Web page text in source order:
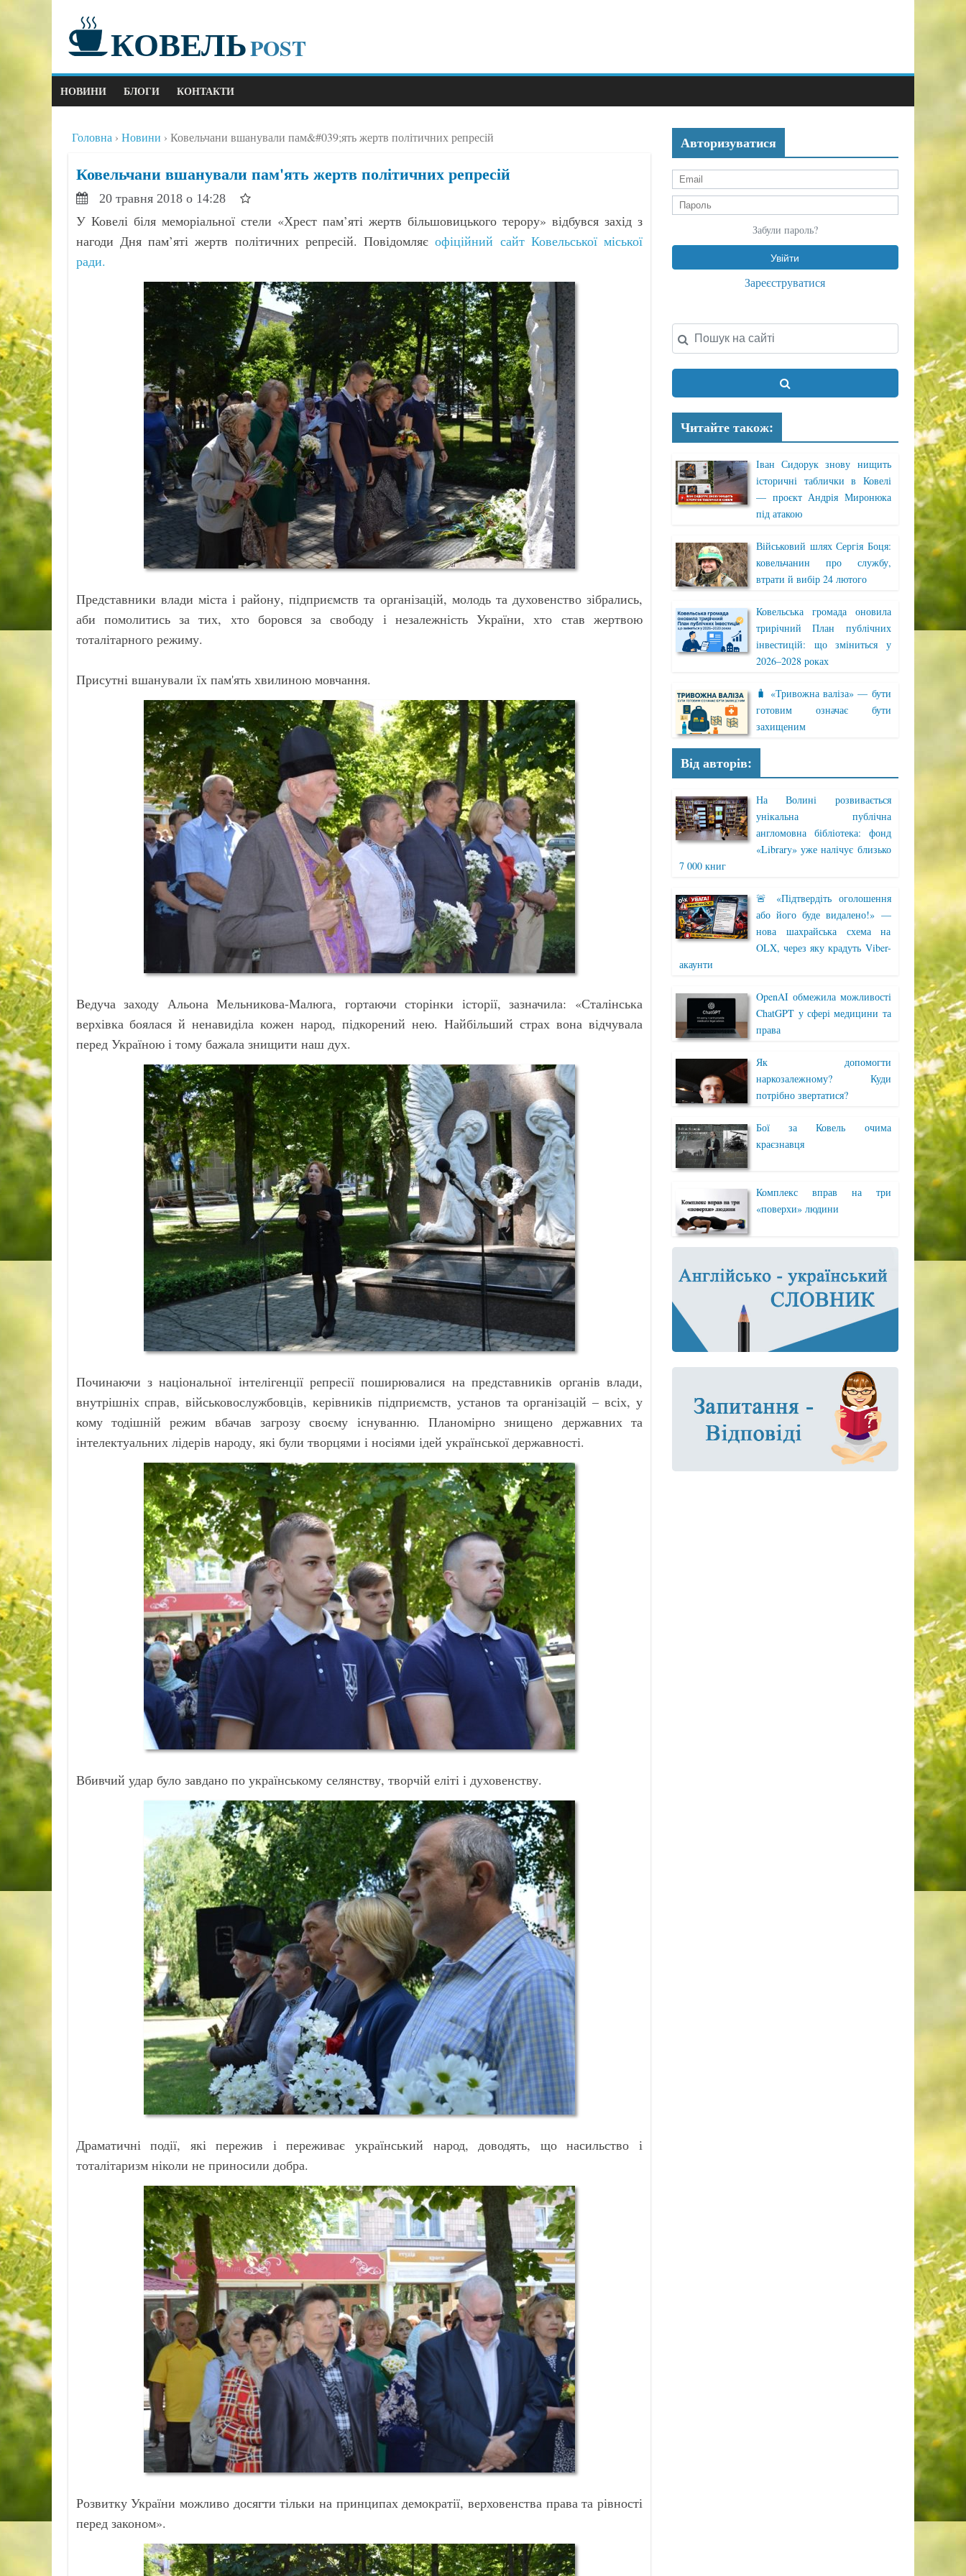
КОВЕЛЬPOST
НОВИНИ БЛОГИ КОНТАКТИ
Головна Новини Ковельчани вшанували пам&#039;ять жертв політичних репресій
Ковельчани вшанували пам'ять жертв політичних репресій
20 травня 2018 о 14:28
У Ковелі біля меморіальної стели «Хрест пам’яті жертв більшовицького терору» відбувся захід з
нагоди Дня пам’яті жертв політичних репресій. Повідомляєофіційний сайт Ковельської міської
ради.
Представники влади міста і району, підприємств та організацій, молодь та духовенство зібрались,
аби помолитись за тих, хто боровся за свободу і незалежність України, хто став жертвою
тоталітарного режиму.
Присутні вшанували їх пам'ять хвилиною мовчання.
Ведуча заходу Альона Мельникова-Малюга, гортаючи сторінки історії, зазначила: «Сталінська
верхівка боялася й ненавиділа кожен народ, підкорений нею. Найбільший страх вона відчувала
перед Україною і тому бажала знищити наш дух.
Починаючи з національної інтелігенції репресії поширювалися на представників органів влади,
внутрішніх справ, військовослужбовців, керівників підприємств, установ та організацій – всіх, у
кому тодішній режим вбачав загрозу своєму існуванню. Планомірно знищено державних та
інтелектуальних лідерів народу, які були творцями і носіями ідей української державності.
Вбивчий удар було завдано по українському селянству, творчій еліті і духовенству.
Драматичні події, які пережив і переживає український народ, доводять, що насильство і
тоталітаризм ніколи не приносили добра.
Розвитку України можливо досягти тільки на принципах демократії, верховенства права та рівності
перед законом».
Авторизуватися
Забули пароль?
Зареєструватися
Читайте також:
Іван Сидорук знову нищить
історичні таблички в Ковелі
— проєкт Андрія Миронюка
під атакою
Військовий шлях Сергія Боця:
ковельчанин про службу,
втрати й вибір 24 лютого
Ковельська громада оновила
трирічний План публічних
інвестицій: що зміниться у
2026–2028 роках
🧳 «Тривожна валіза» — бути
готовим означає бути
захищеним
Від авторів:
На Волині розвивається
унікальна публічна
англомовна бібліотека: фонд
«Library» уже налічує близько
7 000 книг
🚨 «Підтвердіть оголошення
або його буде видалено!» —
нова шахрайська схема на
OLX, через яку крадуть Viber-
акаунти
OpenAI обмежила можливості
ChatGPT у сфері медицини та
права
Як допомогти
наркозалежному? Куди
потрібно звертатися?
Бої за Ковель очима
краєзнавця
Комплекс вправ на три
«поверхи» людини